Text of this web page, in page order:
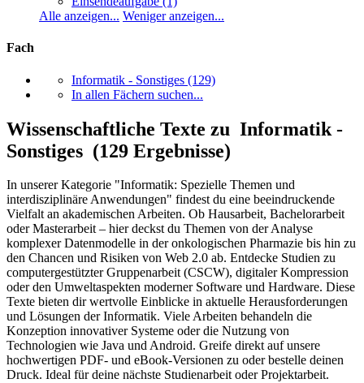
Alle anzeigen... Weniger anzeigen...
Fach
Informatik - Sonstiges (129)
In allen Fächern suchen...
Wissenschaftliche Texte zu Informatik -
Sonstiges (129 Ergebnisse)
In unserer Kategorie "Informatik: Spezielle Themen und
interdisziplinäre Anwendungen" findest du eine beeindruckende
Vielfalt an akademischen Arbeiten. Ob Hausarbeit, Bachelorarbeit
oder Masterarbeit – hier deckst du Themen von der Analyse
komplexer Datenmodelle in der onkologischen Pharmazie bis hin zu
den Chancen und Risiken von Web 2.0 ab. Entdecke Studien zu
computergestützter Gruppenarbeit (CSCW), digitaler Kompression
oder den Umweltaspekten moderner Software und Hardware. Diese
Texte bieten dir wertvolle Einblicke in aktuelle Herausforderungen
und Lösungen der Informatik. Viele Arbeiten behandeln die
Konzeption innovativer Systeme oder die Nutzung von
Technologien wie Java und Android. Greife direkt auf unsere
hochwertigen PDF- und eBook-Versionen zu oder bestelle deinen
Druck. Ideal für deine nächste Studienarbeit oder Projektarbeit.